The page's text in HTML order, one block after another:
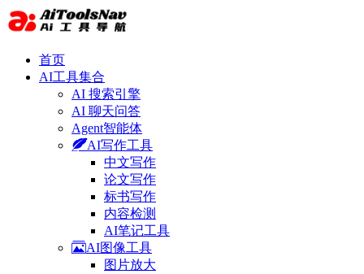
首页
AI工具集合
AI 搜索引擎
AI 聊天问答
Agent智能体
AI写作工具
中文写作
论文写作
标书写作
内容检测
AI笔记工具
AI图像工具
图片放大